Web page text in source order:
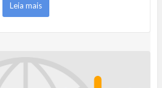
Leia mais